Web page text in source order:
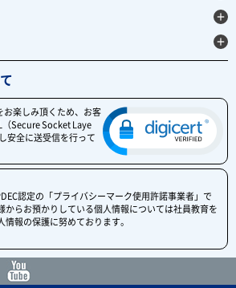
お楽しみ頂くため、お客
Secure Socket Laye
安全に送受信を行って
認定の「プライバシーマーク使用許諾事業者」で
からお預かりしている個人情報については社員教育を
情報の保護に努めております。